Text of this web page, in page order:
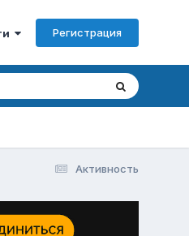
Регистрация
Активность